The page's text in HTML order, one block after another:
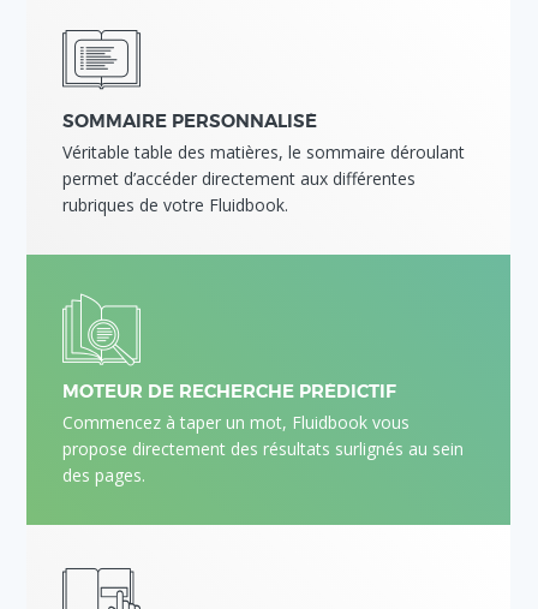
SOMMAIRE PERSONNALISÉ
Véritable table des matières, le sommaire déroulant
permet d’accéder directement aux différentes
rubriques de votre Fluidbook.
MOTEUR DE RECHERCHE PRÉDICTIF
Commencez à taper un mot, Fluidbook vous
propose directement des résultats surlignés au sein
des pages.